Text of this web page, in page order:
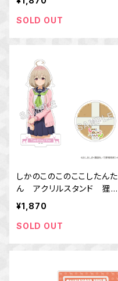
SOLD OUT
しかのこのこのここしたんた
ん アクリルスタンド 狸小
路 絹
¥1,870
SOLD OUT